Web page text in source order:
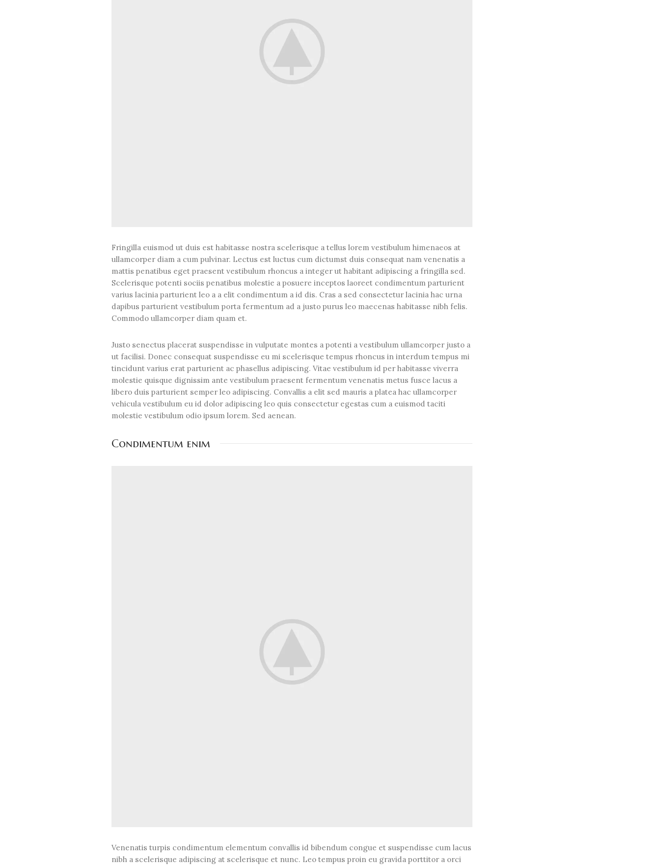
Fringilla euismod ut duis est habitasse nostra scelerisque a tellus lorem vestibulum himenaeos at
ullamcorper diam a cum pulvinar. Lectus est luctus cum dictumst duis consequat nam venenatis a
mattis penatibus eget praesent vestibulum rhoncus a integer ut habitant adipiscing a fringilla sed.
Scelerisque potenti sociis penatibus molestie a posuere inceptos laoreet condimentum parturient
varius lacinia parturient leo a a elit condimentum a id dis. Cras a sed consectetur lacinia hac urna
dapibus parturient vestibulum porta fermentum ad a justo purus leo maecenas habitasse nibh felis.
Commodo ullamcorper diam quam et.
Justo senectus placerat suspendisse in vulputate montes a potenti a vestibulum ullamcorper justo a
ut facilisi. Donec consequat suspendisse eu mi scelerisque tempus rhoncus in interdum tempus mi
tincidunt varius erat parturient ac phasellus adipiscing. Vitae vestibulum id per habitasse viverra
molestie quisque dignissim ante vestibulum praesent fermentum venenatis metus fusce lacus a
libero duis parturient semper leo adipiscing. Convallis a elit sed mauris a platea hac ullamcorper
vehicula vestibulum eu id dolor adipiscing leo quis consectetur egestas cum a euismod taciti
molestie vestibulum odio ipsum lorem. Sed aenean.
Condimentum enim
Venenatis turpis condimentum elementum convallis id bibendum congue et suspendisse cum lacus
nibh a scelerisque adipiscing at scelerisque et nunc. Leo tempus proin eu gravida porttitor a orci